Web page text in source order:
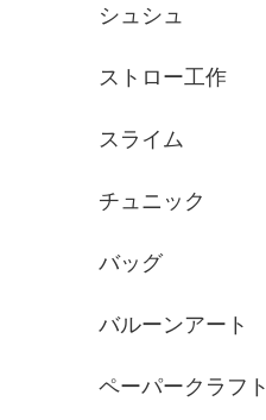
シュシュ
ストロー工作
スライム
チュニック
バッグ
バルーンアート
ペーパークラフト